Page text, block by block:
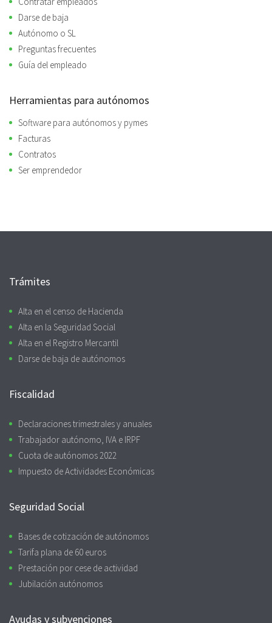
Darse de baja
Autónomo o SL
Preguntas frecuentes
Guía del empleado
Herramientas para autónomos
Software para autónomos y pymes
Facturas
Contratos
Ser emprendedor
Trámites
Alta en el censo de Hacienda
Alta en la Seguridad Social
Alta en el Registro Mercantil
Darse de baja de autónomos
Fiscalidad
Declaraciones trimestrales y anuales
Trabajador autónomo, IVA e IRPF
Cuota de autónomos 2022
Impuesto de Actividades Económicas
Seguridad Social
Bases de cotización de autónomos
Tarifa plana de 60 euros
Prestación por cese de actividad
Jubilación autónomos
Ayudas y subvenciones